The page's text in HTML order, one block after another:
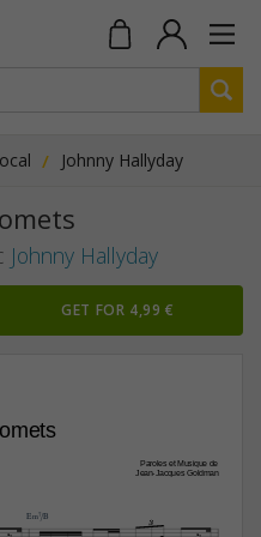
Johnny Hallyday
Johnny Hallyday
GET FOR 4,99 €
Paroles et Musique de
Jean-Jacques Goldman
E‹7/B 3